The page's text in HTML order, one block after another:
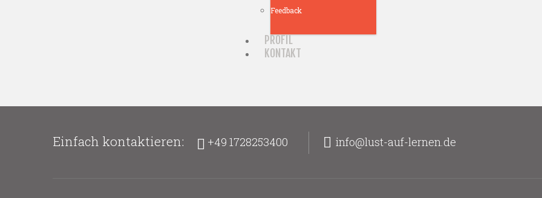
Feedback
PROFIL
KONTAKT
Einfach kontaktieren: +49 1728253400 info@lust-auf-lernen.de